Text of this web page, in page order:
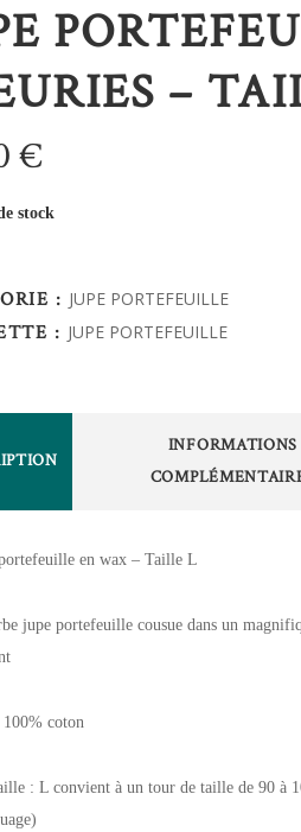
–
€
stock
: JUPE PORTEFEUILLE
: JUPE PORTEFEUILLE
INFORMATIONS
en wax – Taille L
jupe portefeuille cousue dans un
100% coton
: L convient à un tour de taille de 90 à